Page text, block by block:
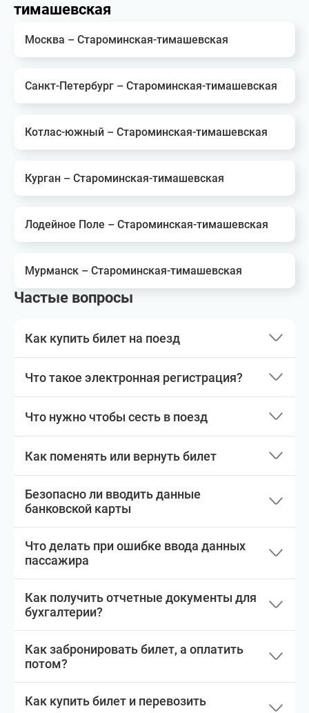
тимашевская
Москва – Староминская-тимашевская
Санкт-Петербург – Староминская-тимашевская
Котлас-южный – Староминская-тимашевская
Курган – Староминская-тимашевская
Лодейное Поле – Староминская-тимашевская
Мурманск – Староминская-тимашевская
Частые вопросы
Как купить билет на поезд
Что такое электронная регистрация?
Что нужно чтобы сесть в поезд
Как поменять или вернуть билет
Безопасно ли вводить данные
банковской карты
Что делать при ошибке ввода данных
пассажира
Как получить отчетные документы для
бухгалтерии?
Как забронировать билет, а оплатить
потом?
Как купить билет и перевозить